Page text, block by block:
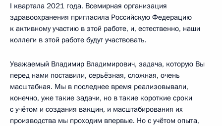
I квартала 2021 года. Всемирная организация
здравоохранения пригласила Российскую Федерацию
к активному участию в этой работе, и, естественно, наши
коллеги в этой работе будут участвовать.
Уважаемый Владимир Владимирович, задача, которую Вы
перед нами поставили, серьёзная, сложная, очень
масштабная. Мы в последнее время реализовывали,
конечно, уже такие задачи, но в такие короткие сроки
с учётом и создания вакцин, и масштабирования их
производства мы проходим впервые. Но с учётом опыта,